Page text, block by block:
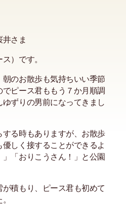
さま
）です。
のお散歩も気持ちいい季節
ピース君ももう７か月順調
ずりの男前になってきまし
する時もありますが、お散歩
しく接することができるよ
「おりこうさん！」と公園
積もり、ピース君も初めて